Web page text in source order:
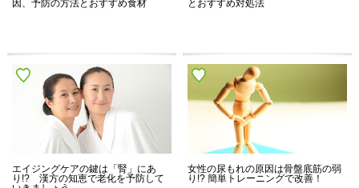
因、予防の方法とおすすめ食材
とおすすめ対処法
エイジングケアの鍵は「腎」にあ
り!? 漢方の知恵で老化を予防して
女性の尿もれの原因は骨盤底筋の弱
り!? 簡単トレーニングで改善！